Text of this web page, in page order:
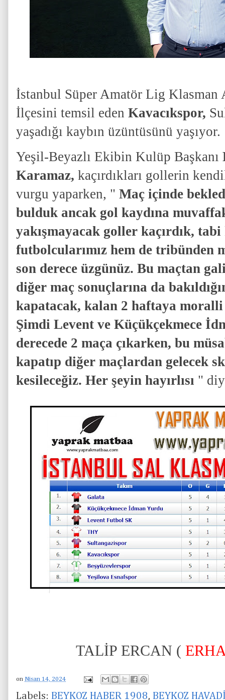
İstanbul Süper Amatör Lig Klasman
İlçesini temsil eden Kavacıkspor,
yaşadığı kaybın üzüntüsünü yaşıyor.
Yeşil-Beyazlı Ekibin Kulüp Başkanı
Karamaz, kaçırdıkları gollerin
vurgu yaparken, " Maç içinde
bulduk ancak gol kaydına
yakışmayacak goller kaçırdık,
futbolcularımız hem de tribünden
son derece üzgünüz. Bu maçtan
diğer maç sonuçlarına da
kapatacak, kalan 2 haftaya moralli
Şimdi Levent ve Küçükçekmece
derecede 2 maça çıkarken, bu
kapatıp diğer maçlardan gelecek
kesileceğiz. Her şeyin hayırlısı "
TALİP ERCAN (
on Nisan 14, 2024
Labels: BEYKOZ HABER 1908, BEYKOZ